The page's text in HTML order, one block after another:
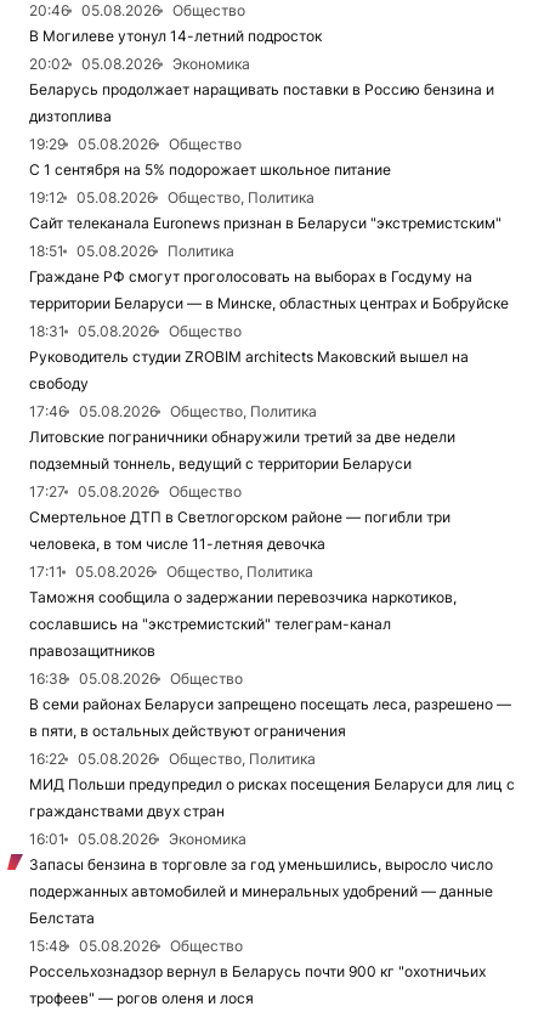
20:46 05.08.2026
Общество
В Могилеве утонул 14-летний подросток
20:02
05.08.2026
Экономика
Беларусь продолжает наращивать поставки в Россию бензина и
дизтоплива
19:29
05.08.2026
Общество
С 1 сентября на 5% подорожает школьное питание
19:12
05.08.2026
Общество, Политика
Сайт телеканала Euronews признан в Беларуси "экстремистским"
18:51
05.08.2026
Политика
Граждане РФ смогут проголосовать на выборах в Госдуму на
территории Беларуси — в Минске, областных центрах и Бобруйске
18:31
05.08.2026
Общество
Руководитель студии ZROBIM architects Маковский вышел на
свободу
17:46
05.08.2026
Общество, Политика
Литовские пограничники обнаружили третий за две недели
подземный тоннель, ведущий с территории Беларуси
17:27
05.08.2026
Общество
Смертельное ДТП в Светлогорском районе — погибли три
человека, в том числе 11-летняя девочка
17:11
05.08.2026
Общество, Политика
Таможня сообщила о задержании перевозчика наркотиков,
сославшись на "экстремистский" телеграм-канал
правозащитников
16:38
05.08.2026
Общество
В семи районах Беларуси запрещено посещать леса, разрешено —
в пяти, в остальных действуют ограничения
16:22
05.08.2026
Общество, Политика
МИД Польши предупредил о рисках посещения Беларуси для лиц с
гражданствами двух стран
16:01
05.08.2026
Экономика
Запасы бензина в торговле за год уменьшились, выросло число
подержанных автомобилей и минеральных удобрений — данные
Белстата
15:48
05.08.2026
Общество
Россельхознадзор вернул в Беларусь почти 900 кг "охотничьих
трофеев" — рогов оленя и лося